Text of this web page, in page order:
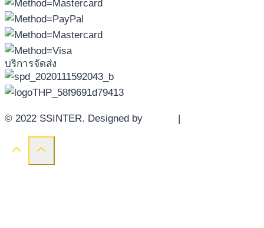
บริการจัดส่ง
© 2022 SSINTER. Designed by |